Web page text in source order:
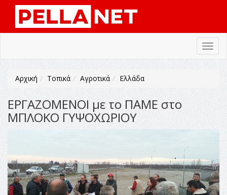
Αρχική Τοπικά Αγροτικά Ελλάδα
ΕΡΓΑΖΟΜΕΝΟΙ με το ΠΑΜΕ στο
ΜΠΛΟΚΟ ΓΥΨΟΧΩΡΙΟΥ